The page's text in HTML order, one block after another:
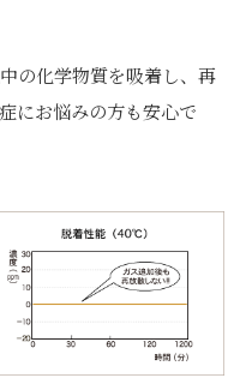
の化学物質を吸着し、再
にお悩みの方も安心で